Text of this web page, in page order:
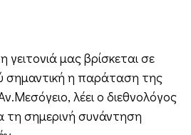
γειτονιά μας βρίσκεται σε
σημαντική η παράταση της
λέει ο διεθνολόγος
τη σημερινή συνάντηση